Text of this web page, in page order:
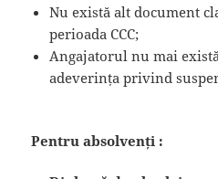
Nu există alt document
perioada CCC;
Angajatorul nu mai
adeverința privind
Pentru absolvenți :